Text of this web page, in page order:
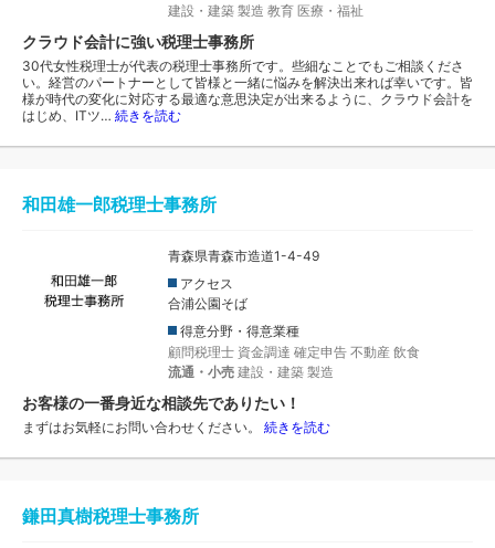
建設・建築 製造 教育 医療・福祉
クラウド会計に強い税理士事務所
30代女性税理士が代表の税理士事務所です。些細なことでもご相談くださ
い。経営のパートナーとして皆様と一緒に悩みを解決出来れば幸いです。皆
様が時代の変化に対応する最適な意思決定が出来るように、クラウド会計を
はじめ、ITツ… 続きを読む
和田雄一郎税理士事務所
青森県青森市造道1-4-49
アクセス
合浦公園そば
得意分野・得意業種
顧問税理士 資金調達 確定申告 不動産 飲食
流通・小売 建設・建築 製造
お客様の一番身近な相談先でありたい！
まずはお気軽にお問い合わせください。 続きを読む
鎌田真樹税理士事務所